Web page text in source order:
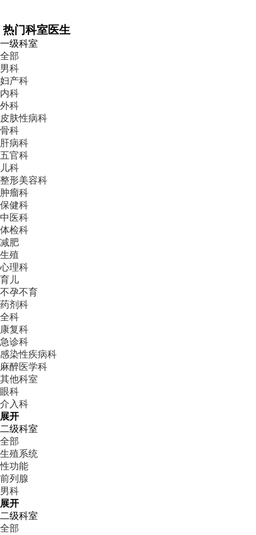
热门科室医生
一级科室
全部
男科
妇产科
内科
外科
皮肤性病科
骨科
肝病科
五官科
儿科
整形美容科
肿瘤科
保健科
中医科
体检科
减肥
生殖
心理科
育儿
不孕不育
药剂科
全科
康复科
急诊科
感染性疾病科
麻醉医学科
其他科室
眼科
介入科
展开
二级科室
全部
生殖系统
性功能
前列腺
男科
展开
二级科室
全部